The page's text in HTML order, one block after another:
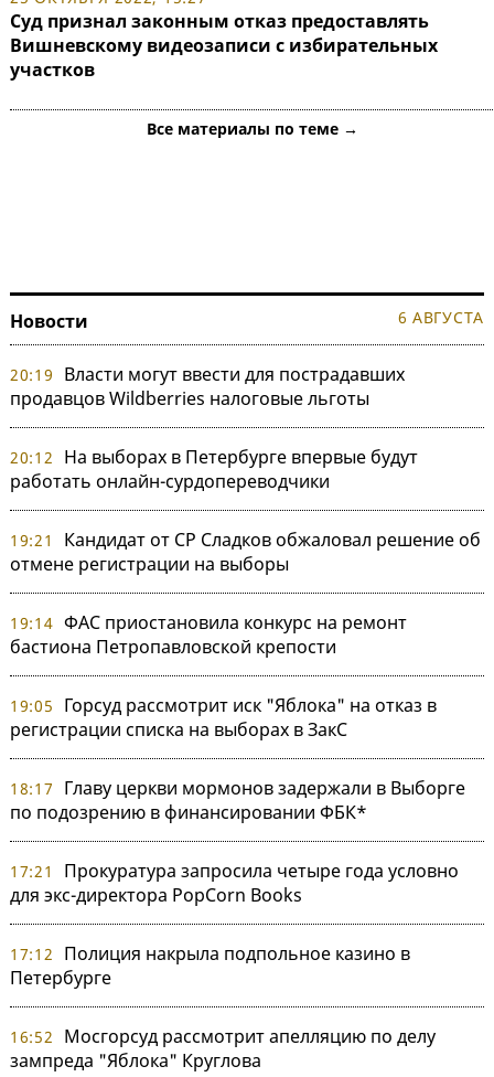
Суд признал законным отказ предоставлять
Вишневскому видеозаписи с избирательных
участков
Все материалы по теме →
Новости 6 АВГУСТА
20:19
Власти могут ввести для пострадавших
продавцов Wildberries налоговые льготы
20:12
На выборах в Петербурге впервые будут
работать онлайн-сурдопереводчики
19:21
Кандидат от СР Сладков обжаловал решение об
отмене регистрации на выборы
19:14 ФАС приостановила конкурс на ремонт
бастиона Петропавловской крепости
19:05
Горсуд рассмотрит иск "Яблока" на отказ в
регистрации списка на выборах в ЗакС
18:17
Главу церкви мормонов задержали в Выборге
по подозрению в финансировании ФБК*
17:21
Прокуратура запросила четыре года условно
для экс-директора PopCorn Books
17:12
Полиция накрыла подпольное казино в
Петербурге
16:52
Мосгорсуд рассмотрит апелляцию по делу
зампреда "Яблока" Круглова